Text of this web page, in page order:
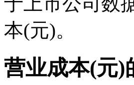
本(元)。
营业成本(元)